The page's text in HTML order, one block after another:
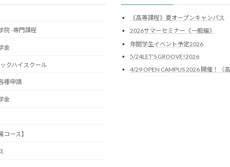
院 -専門課程
金
クハイスクール
種申請
金
ース】
《高等課程》夏オープンキャンパス
2026サマーセミナー《一般編》
年間学生イベント予定2026
5/24LET'S GROOVE!2026
4/29 OPEN CAMPUS 2026 開催！（高